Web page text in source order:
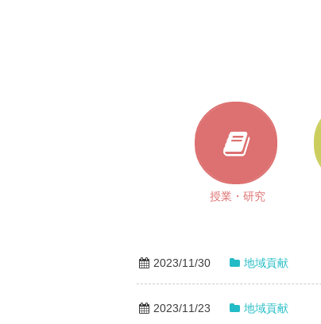
授業・研究
2023/11/30 地域貢献
2023/11/23 地域貢献